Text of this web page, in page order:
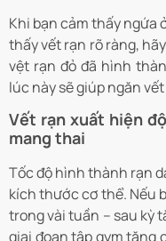
Khi bạn cảm thấy ngứa
thấy vết rạn rõ ràng,
vệt rạn đỏ đã hình
lúc này sẽ giúp ngăn
Vết rạn xuất hiện
mang thai
Tốc độ hình thành rạn
kích thước cơ thể. Nếu
trong vài tuần – sau kỳ
giai đoạn tập gym tăng